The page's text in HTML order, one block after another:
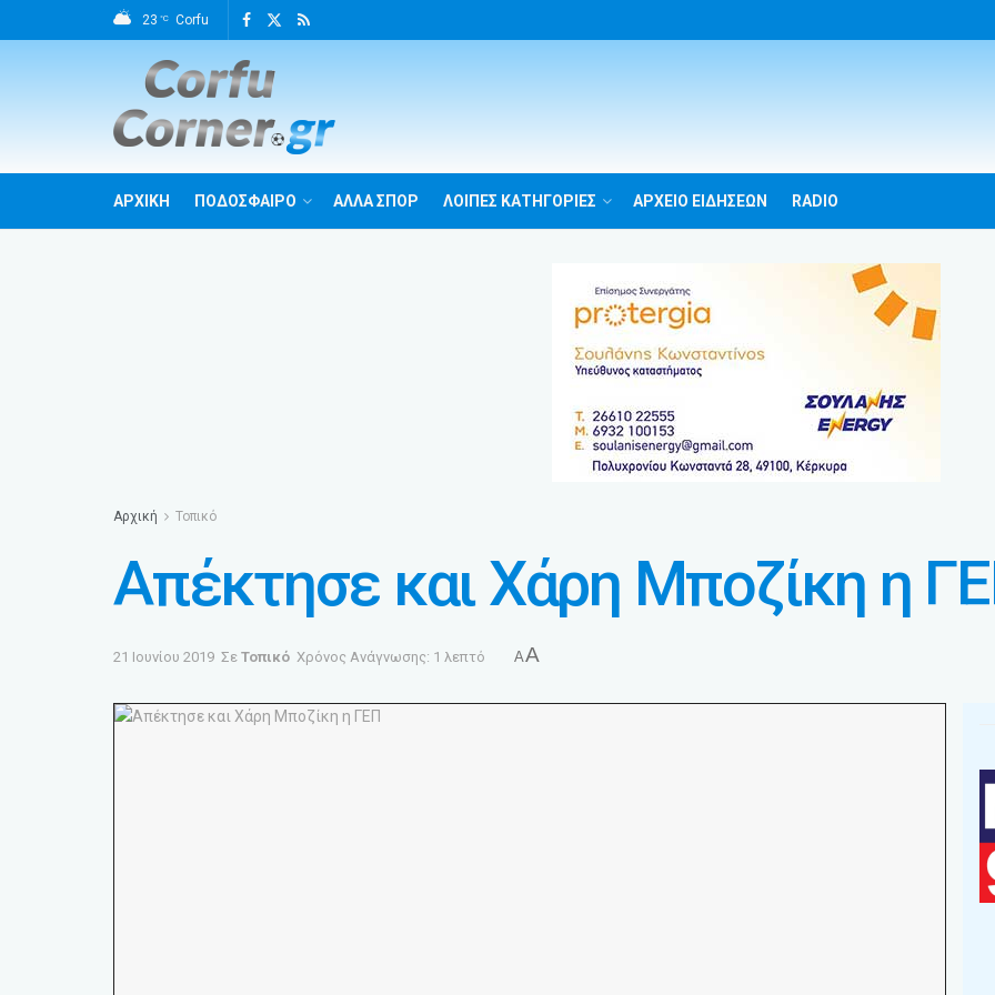
23 °C Corfu
ΑΡΧΙΚΗ ΠΟΔΟΣΦΑΙΡΟ ΑΛΛΑ ΣΠΟΡ ΛΟΙΠΕΣ ΚΑΤΗΓΟΡΙΕΣ ΑΡΧΕΙΟ ΕΙΔΗΣΕΩΝ RADIO
Αρχική Τοπικό
Απέκτησε και Χάρη Μποζίκη η
21 Ιουνίου 2019 Σε Τοπικό Χρόνος Ανάγνωσης: 1 λεπτό AA